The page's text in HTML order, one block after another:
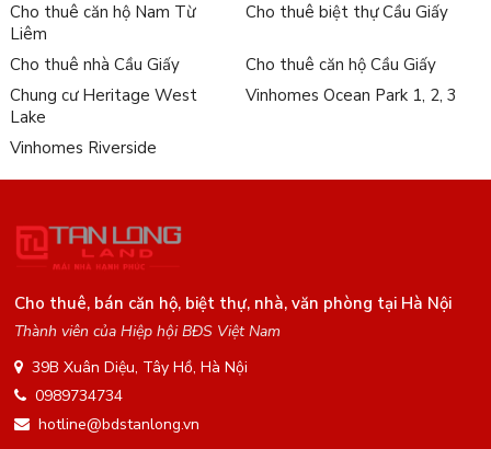
Cho thuê nhà Tây Hồ
Cho thuê căn hộ Nam Từ
Liêm
Cho thuê biệt thự Cầu Giấy
Cho thuê nhà Cầu Giấy
Cho thuê căn hộ Cầu Giấy
Chung cư Heritage West
Lake
Vinhomes Ocean Park 1, 2, 3
Vinhomes Riverside
Cho thuê, bán căn hộ, biệt thự, nhà, văn phòng tại Hà Nội
Thành viên của Hiệp hội BĐS Việt Nam
39B Xuân Diệu, Tây Hồ, Hà Nội
0989734734
hotline@bdstanlong.vn